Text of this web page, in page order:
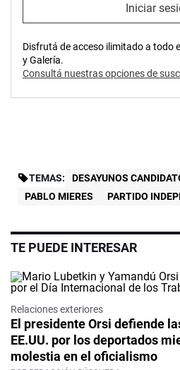
Iniciar
Disfrutá de acceso ilimitado a todo
y Galería.
Consultá nuestras opciones de
TEMAS: DESAYUNOS
PABLO MIERES
PARTIDO
TE PUEDE INTERESAR
Relaciones exteriores
El presidente Orsi defiende
EE.UU. por los deportados
molestia en el oficialismo